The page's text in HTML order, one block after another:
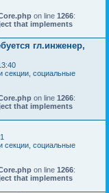
on line 1266:
that implements
гл.инженер,
секции, социальные
on line 1266:
that implements
секции, социальные
on line 1266:
that implements